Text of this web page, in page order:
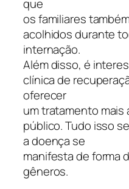
que
os familiares
acolhidos durante
internação.
Além disso, é
clínica de
oferecer
um tratamento mais
público. Tudo isso
a doença se
manifesta de forma
gêneros.